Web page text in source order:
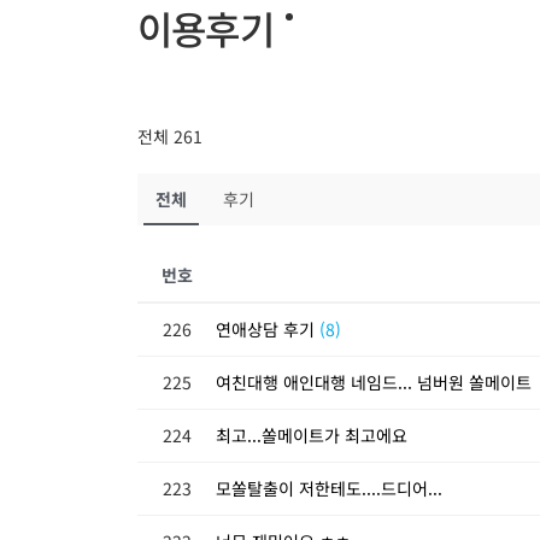
이용후기
전체 261
전체 후기
번호
226 연애상담 후기 (8)
225 여친대행 애인대행 네임드... 넘버원 쏠메이트
224 최고...쏠메이트가 최고에요
223 모쏠탈출이 저한테도....드디어...